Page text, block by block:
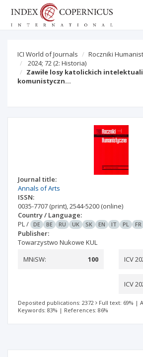
ICI World of Journals
Roczniki
2024; 72 (2: Historia)
Zawiłe losy katolickich
komunistyczn…
Journal title:
Annals of Arts
ISSN:
0035-7707 (print),2544-5200 (online)
Country / Language:
PL/ DE BE RU UK SK EN IT PL FR
Publisher:
Towarzystwo Nukowe KUL
MNiSW:
100 ICV
ICV
Deposited publications: 2372 Full text: 69% |
Keywords: 83% | References: 86%